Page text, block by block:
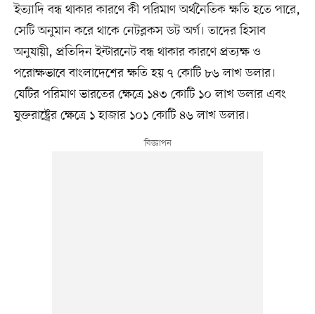
ইত্যাদি বন্ধ থাকার কারণে কী পরিমাণ অর্থনৈতিক ক্ষতি হতে পারে,
সেটি অনুমান করে থাকে নেটব্লকস ডট অর্গ। তাদের হিসাব
অনুযায়ী, প্রতিদিন ইন্টারনেট বন্ধ থাকার কারণে প্রত্যক্ষ ও
পরোক্ষভাবে বাংলাদেশের ক্ষতি হয় ৭ কোটি ৮৬ লাখ ডলার।
যেটির পরিমাণ ভারতের ক্ষেত্রে ১৪৩ কোটি ১০ লাখ ডলার এবং
যুক্তরাষ্ট্রের ক্ষেত্রে ১ হাজার ১০১ কোটি ৪৬ লাখ ডলার।